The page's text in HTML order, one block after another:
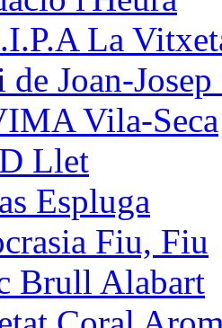
La
Joan-
Vila-Seca
Llet
Espluga
Fiu, Fiu
Brull Alabart